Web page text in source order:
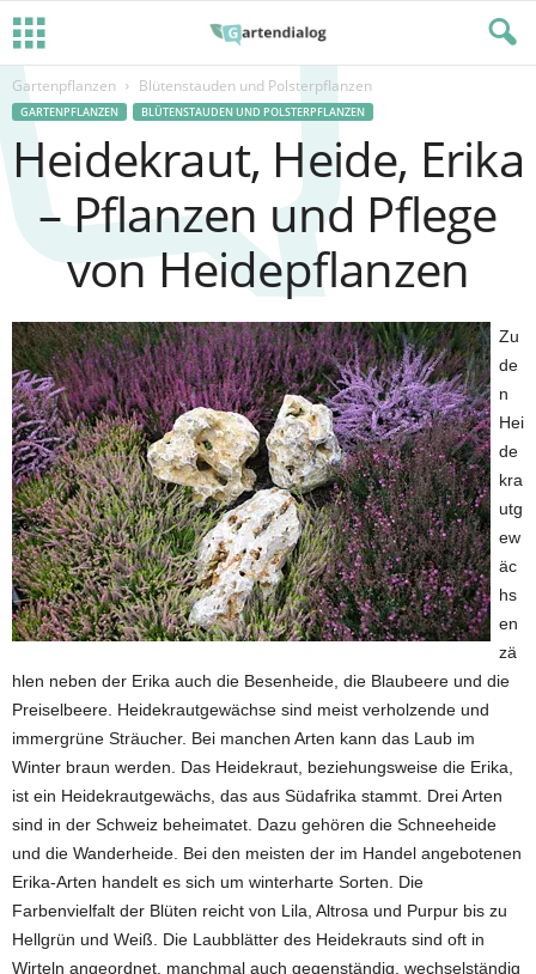
Gartenpflanzen Blütenstauden und Polsterpflanzen
GARTENPFLANZEN BLÜTENSTAUDEN UND POLSTERPFLANZEN
Heidekraut, Heide, Erika
– Pflanzen und Pflege
von Heidepflanzen
Zu
de
n
Hei
de
kra
utg
ew
äc
hs
en
zä
hlen neben der Erika auch die Besenheide, die Blaubeere und die
Preiselbeere. Heidekrautgewächse sind meist verholzende und
immergrüne Sträucher. Bei manchen Arten kann das Laub im
Winter braun werden. Das Heidekraut, beziehungsweise die Erika,
ist ein Heidekrautgewächs, das aus Südafrika stammt. Drei Arten
sind in der Schweiz beheimatet. Dazu gehören die Schneeheide
und die Wanderheide. Bei den meisten der im Handel angebotenen
Erika-Arten handelt es sich um winterharte Sorten. Die
Farbenvielfalt der Blüten reicht von Lila, Altrosa und Purpur bis zu
Hellgrün und Weiß. Die Laubblätter des Heidekrauts sind oft in
Wirteln angeordnet, manchmal auch gegenständig, wechselständig